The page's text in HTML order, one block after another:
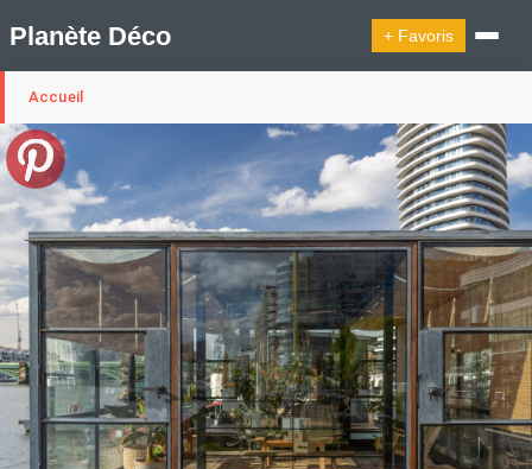
Planète Déco + Favoris
🛍︎ Shop Planète Déco ℹ︎ À propos
Appartement Design Cabanes
Decoration Noël
Design Suédois En Quelques Photos
Idées Déco En 10 Photos
La Semaine Décoration Et Design
Maison En Ville
Méli-Mélo Suédois
Publi Reportage
Tendance
Interieurs Scandinaves
La Décoration Selon Votre Signe Astrologique
Les Trouvailles Déco Du Jour
Loft
Maison Appartement Écologique
Accueil